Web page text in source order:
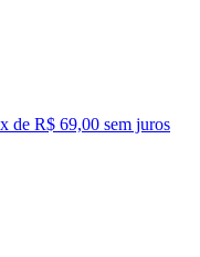
x de R$ 69,00 sem juros